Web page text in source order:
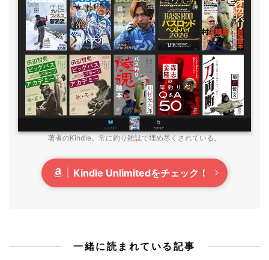
著者のKindle。常に釣り雑誌で埋め尽くされている。
Kindle Unlimitedをチェック！
一緒に読まれている記事